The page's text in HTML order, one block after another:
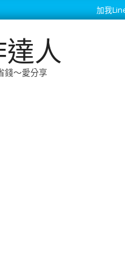
加我
達人
錢～愛分享